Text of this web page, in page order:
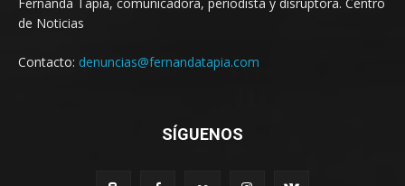
de Noticias
Contacto: denuncias@fernandatapia.com
SÍGUENOS